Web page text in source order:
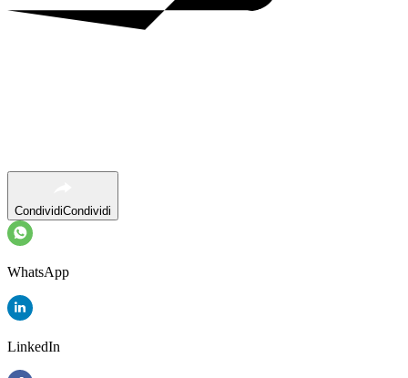
CondividiCondividi
WhatsApp
LinkedIn